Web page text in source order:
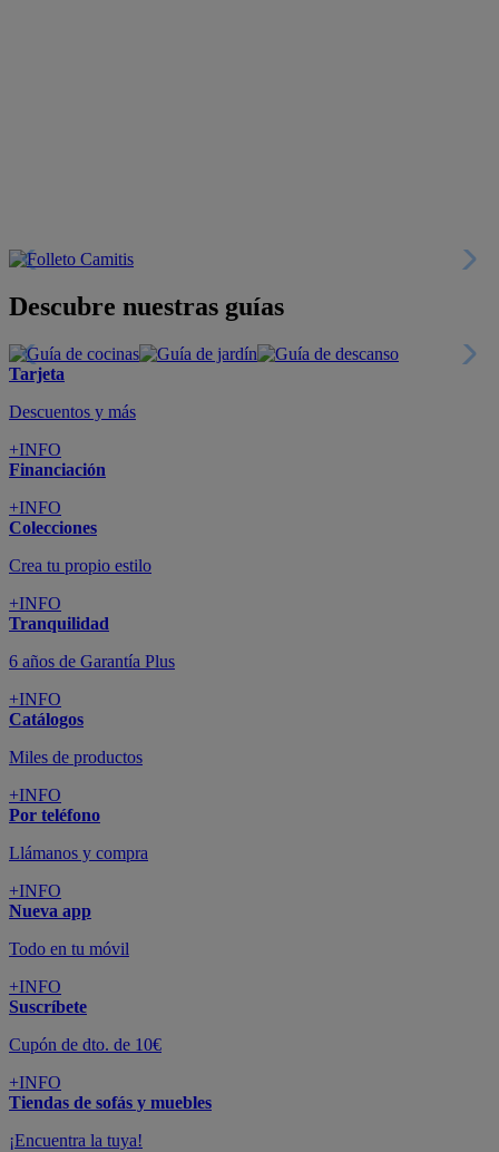
Descubre nuestras guías
Tarjeta
Descuentos y más
+INFO
Financiación
+INFO
Colecciones
Crea tu propio estilo
+INFO
Tranquilidad
6 años de Garantía Plus
+INFO
Catálogos
Miles de productos
+INFO
Por teléfono
Llámanos y compra
+INFO
Nueva app
Todo en tu móvil
+INFO
Suscríbete
Cupón de dto. de 10€
+INFO
Tiendas de sofás y muebles
¡Encuentra la tuya!